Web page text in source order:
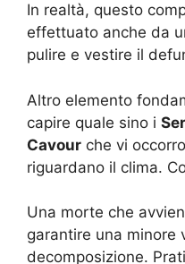
In realtà, questo
effettuato anche da
pulire e vestire il
Altro elemento
capire quale sino i
Cavour che vi
riguardano il clima.
Una morte che
garantire una minore
decomposizione.